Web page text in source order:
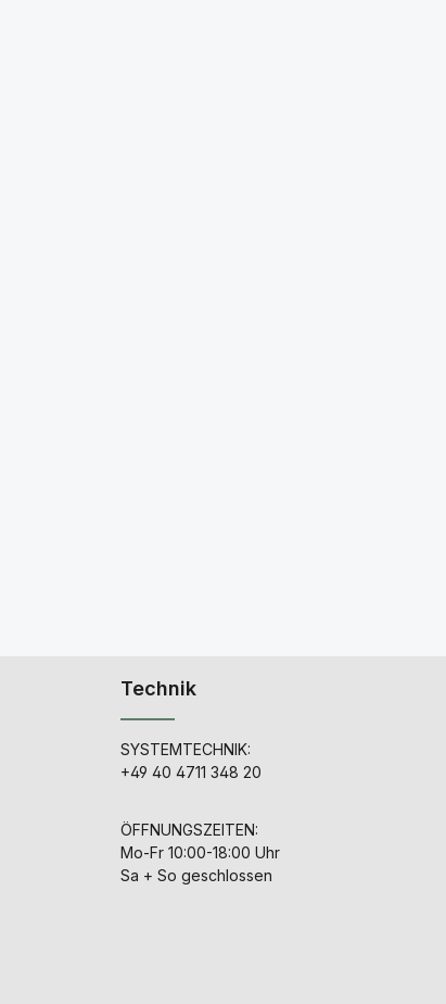
Technik
SYSTEMTECHNIK:
+49 40 4711 348 20
ÖFFNUNGSZEITEN:
Mo-Fr 10:00-18:00 Uhr
Sa + So geschlossen